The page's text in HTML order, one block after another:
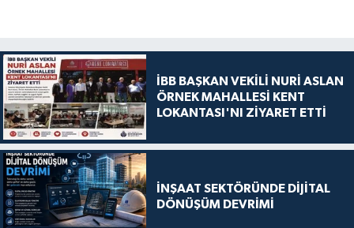
İBB BAŞKAN VEKİLİ NURİ ASLAN
ÖRNEK MAHALLESİ KENT
LOKANTASI'NI ZİYARET ETTİ
İNŞAAT SEKTÖRÜNDE DİJİTAL
DÖNÜŞÜM DEVRİMİ